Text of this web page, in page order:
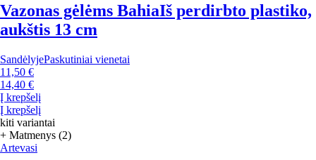
Vazonas gėlėms BahiaIš perdirbto plastiko,
aukštis 13 cm
SandėlyjePaskutiniai vienetai
11,50 €
14,40 €
Į krepšelį
Į krepšelį
kiti variantai
+ Matmenys (2)
Artevasi